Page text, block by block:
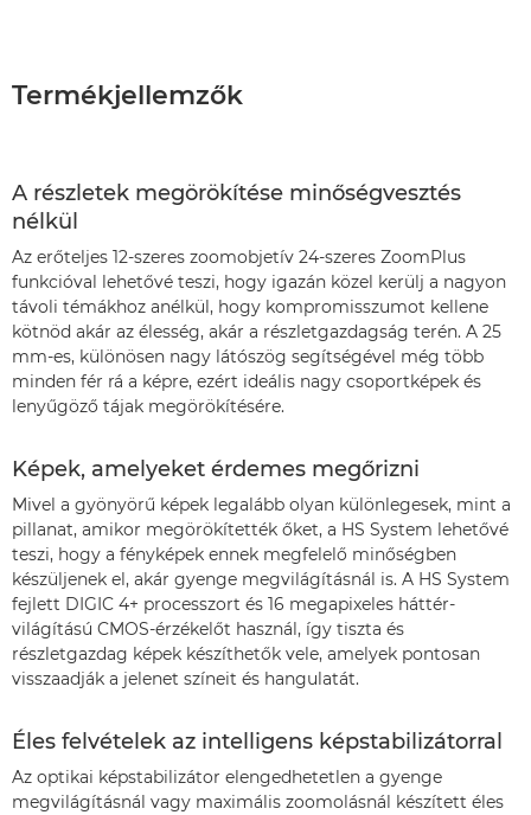
Termékjellemzők
A részletek megörökítése minőségvesztés
nélkül
Az erőteljes 12-szeres zoomobjetív 24-szeres ZoomPlus
funkcióval lehetővé teszi, hogy igazán közel kerülj a nagyon
távoli témákhoz anélkül, hogy kompromisszumot kellene
kötnöd akár az élesség, akár a részletgazdagság terén. A 25
mm-es, különösen nagy látószög segítségével még több
minden fér rá a képre, ezért ideális nagy csoportképek és
lenyűgöző tájak megörökítésére.
Képek, amelyeket érdemes megőrizni
Mivel a gyönyörű képek legalább olyan különlegesek, mint a
pillanat, amikor megörökítették őket, a HS System lehetővé
teszi, hogy a fényképek ennek megfelelő minőségben
készüljenek el, akár gyenge megvilágításnál is. A HS System
fejlett DIGIC 4+ processzort és 16 megapixeles háttér-
világítású CMOS-érzékelőt használ, így tiszta és
részletgazdag képek készíthetők vele, amelyek pontosan
visszaadják a jelenet színeit és hangulatát.
Éles felvételek az intelligens képstabilizátorral
Az optikai képstabilizátor elengedhetetlen a gyenge
megvilágításnál vagy maximális zoomolásnál készített éles